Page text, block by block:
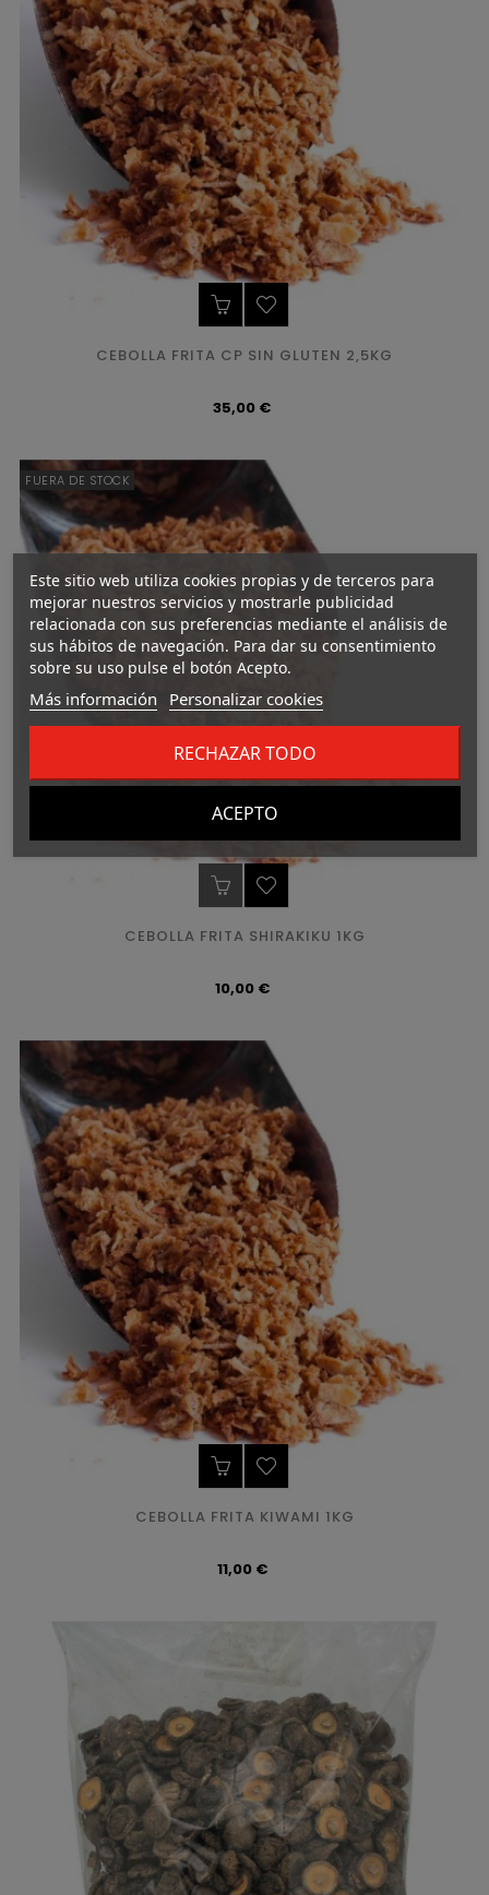
CEBOLLA FRITA CP SIN GLUTEN 2,5KG
Precio
35,00 €
FUERA DE STOCK
CEBOLLA FRITA SHIRAKIKU 1KG
Precio
10,00 €
CEBOLLA FRITA KIWAMI 1KG
Precio
11,00 €
Este sitio web utiliza cookies propias y de terceros para
mejorar nuestros servicios y mostrarle publicidad
relacionada con sus preferencias mediante el análisis de
sus hábitos de navegación. Para dar su consentimiento
sobre su uso pulse el botón Acepto.
Más información Personalizar cookies
RECHAZAR TODO
ACEPTO